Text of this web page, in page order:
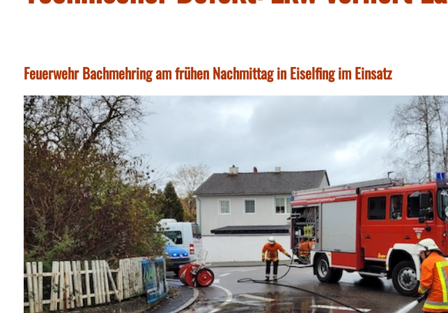
Feuerwehr Bachmehring am frühen Nachmittag in Eiselfing im Einsatz